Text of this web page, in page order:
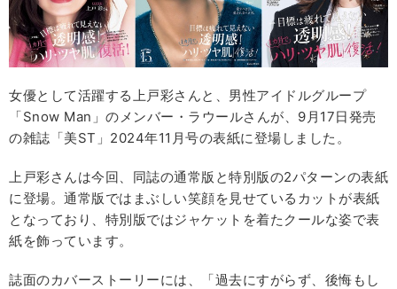
女優として活躍する上戸彩さんと、男性アイドルグループ
「Snow Man」のメンバー・ラウールさんが、9月17日発売
の雑誌「美ST」2024年11月号の表紙に登場しました。
上戸彩さんは今回、同誌の通常版と特別版の2パターンの表紙
に登場。通常版ではまぶしい笑顔を見せているカットが表紙
となっており、特別版ではジャケットを着たクールな姿で表
紙を飾っています。
誌面のカバーストーリーには、「過去にすがらず、後悔もし